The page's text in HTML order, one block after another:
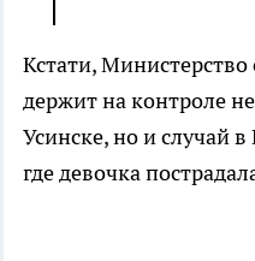
Кстати,
держит на контроле
Усинске, но и случай
где девочка